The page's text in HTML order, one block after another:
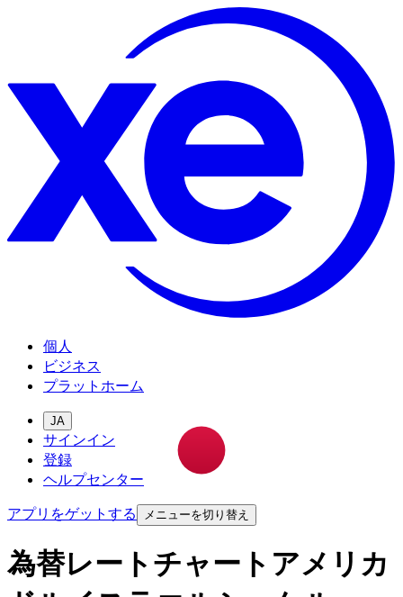
個人
ビジネス
プラットホーム
JA
サインイン
登録
ヘルプセンター
アプリをゲットする
メニューを切り替え
為替レートチャートアメリカ